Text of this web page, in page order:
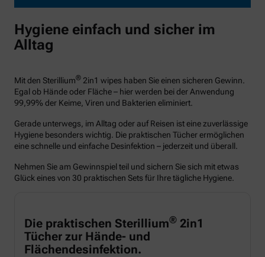
Hygiene einfach und sicher im
Alltag
Mit den Sterillium® 2in1 wipes haben Sie einen sicheren Gewinn.
Egal ob Hände oder Fläche – hier werden bei der Anwendung
99,99% der Keime, Viren und Bakterien eliminiert.
Gerade unterwegs, im Alltag oder auf Reisen ist eine zuverlässige
Hygiene besonders wichtig. Die praktischen Tücher ermöglichen
eine schnelle und einfache Desinfektion – jederzeit und überall.
Nehmen Sie am Gewinnspiel teil und sichern Sie sich mit etwas
Glück eines von 30 praktischen Sets für Ihre tägliche Hygiene.
Die praktischen Sterillium® 2in1
Tücher zur Hände- und
Flächendesinfektion.